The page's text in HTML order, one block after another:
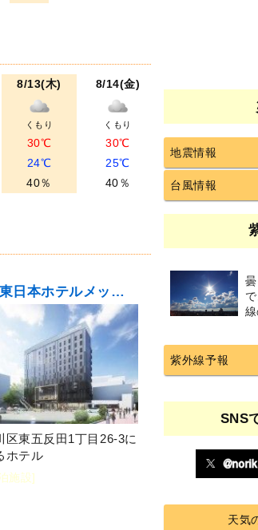
8/13(木)
くもり
30℃
24℃
40％
8/14(金)
くもり
30℃
25℃
40％
JR東日本ホテルメッツ五反田
区東五反田1丁目26-3に
ホテル
施設]
地震情報
台風情報
紫外線予報
SNS
天気